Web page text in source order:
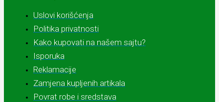
Uslovi korišćenja
Politika privatnosti
Kako kupovati na našem sajtu?
Isporuka
Reklamacije
Zamjena kupljenih artikala
Povrat robe i sredstava